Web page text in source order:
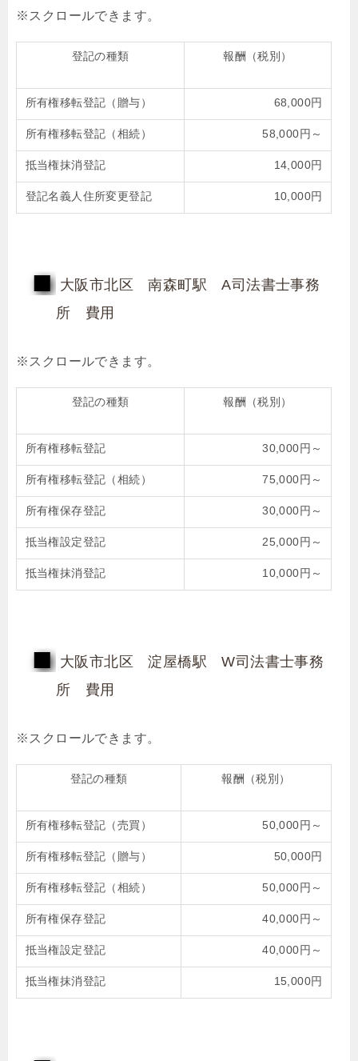
登記の種類 報酬（税別）
所有権移転登記（贈与） 68,000円
所有権移転登記（相続） 58,000円～
抵当権抹消登記 14,000円
登記名義人住所変更登記 10,000円
大阪市北区 南森町駅 A司法書士事務
所 費用
登記の種類 報酬（税別）
所有権移転登記 30,000円～
所有権移転登記（相続） 75,000円～
所有権保存登記 30,000円～
抵当権設定登記 25,000円～
抵当権抹消登記 10,000円～
大阪市北区 淀屋橋駅 W司法書士事務
所 費用
登記の種類 報酬（税別）
所有権移転登記（売買） 50,000円～
所有権移転登記（贈与） 50,000円
所有権移転登記（相続） 50,000円～
所有権保存登記 40,000円～
抵当権設定登記 40,000円～
抵当権抹消登記 15,000円